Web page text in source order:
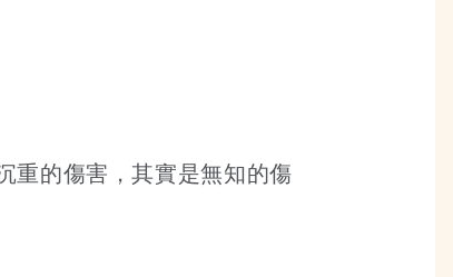
重的傷害，其實是無知的傷